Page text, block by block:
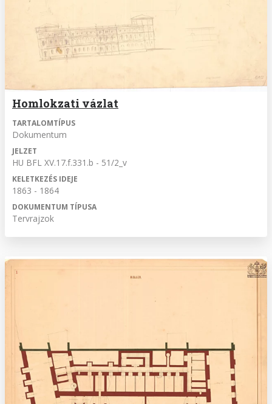
Homlokzati vázlat
TARTALOMTÍPUS
Dokumentum
JELZET
HU BFL XV.17.f.331.b - 51/2_v
KELETKEZÉS IDEJE
1863 - 1864
DOKUMENTUM TÍPUSA
Tervrajzok